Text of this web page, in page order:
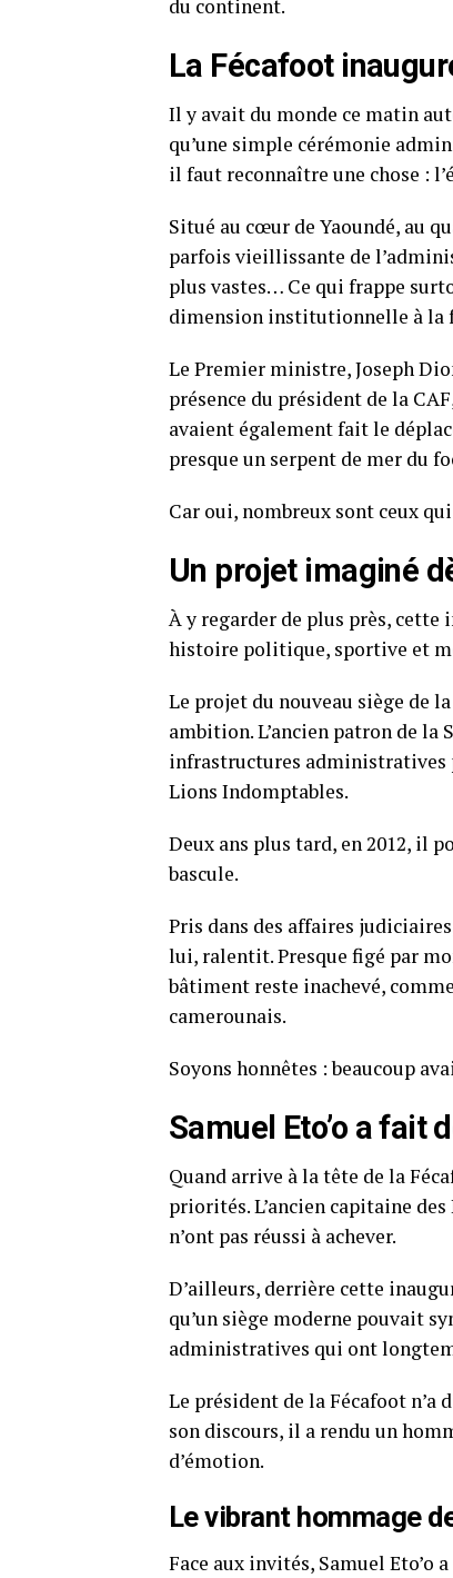
du continent.
La Fécafoot
Il y avait du monde ce matin
qu’une simple cérémonie
il faut reconnaître une chose :
Situé au cœur de Yaoundé, au
parfois vieillissante de
plus vastes… Ce qui frappe
dimension institutionnelle à la
Le Premier ministre, Joseph
présence du président de la
avaient également fait le
presque un serpent de mer du
Car oui, nombreux sont ceux
Un projet imaginé
À y regarder de plus près,
histoire politique, sportive et
Le projet du nouveau siège de
ambition. L’ancien patron de
infrastructures administratives
Lions Indomptables.
Deux ans plus tard, en 2012, il
bascule.
Pris dans des affaires
lui, ralentit. Presque figé par
bâtiment reste inachevé,
camerounais.
Soyons honnêtes : beaucoup
Samuel Eto’o a fait
Quand arrive à la tête de la
priorités. L’ancien capitaine
n’ont pas réussi à achever.
D’ailleurs, derrière cette
qu’un siège moderne pouvait
administratives qui ont
Le président de la Fécafoot n’a
son discours, il a rendu un
d’émotion.
Le vibrant hommage
Face aux invités, Samuel Eto’o